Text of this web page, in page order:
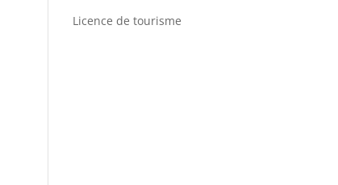
Licence de tourisme